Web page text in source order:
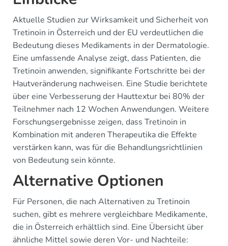
Aktuelle Studien zur Wirksamkeit und Sicherheit von
Tretinoin in Österreich und der EU verdeutlichen die
Bedeutung dieses Medikaments in der Dermatologie.
Eine umfassende Analyse zeigt, dass Patienten, die
Tretinoin anwenden, signifikante Fortschritte bei der
Hautveränderung nachweisen. Eine Studie berichtete
über eine Verbesserung der Hauttextur bei 80% der
Teilnehmer nach 12 Wochen Anwendungen. Weitere
Forschungsergebnisse zeigen, dass Tretinoin in
Kombination mit anderen Therapeutika die Effekte
verstärken kann, was für die Behandlungsrichtlinien
von Bedeutung sein könnte.
Alternative Optionen
Für Personen, die nach Alternativen zu Tretinoin
suchen, gibt es mehrere vergleichbare Medikamente,
die in Österreich erhältlich sind. Eine Übersicht über
ähnliche Mittel sowie deren Vor- und Nachteile: